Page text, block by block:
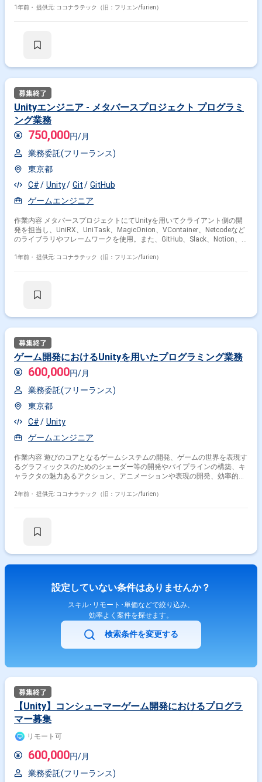
ムエンジニア的要素が強い仕事となります。
1年前・ 提供元: ココナラテック（旧：フリエン/furien）
Unityエンジニア - メタバースプロジェクト プログラミ
ング業務
750,000円/月
業務委託(フリーランス)
東京都
C#
Unity Git
GitHub
ゲームエンジニア
作業内容 メタバースプロジェクトにてUnityを用いてクライアント側の開
発を担当し、UniRX、UniTask、MagicOnion、VContainer、Netcodeなど
のライブラリやフレームワークを使用。また、GitHub、Slack、Notion、
1年前・ 提供元: ココナラテック（旧：フリエン/furien）
ゲーム開発におけるUnityを用いたプログラミング業務
600,000円/月
業務委託(フリーランス)
東京都
C#
Unity
ゲームエンジニア
作業内容 遊びのコアとなるゲームシステムの開発、ゲームの世界を表現す
るグラフィックスのためのシェーダー等の開発やパイプラインの構築、キ
ャラクタの魅力あるアクション、アニメーションや表現の開発、効率的な
2年前・ 提供元: ココナラテック（旧：フリエン/furien）
設定していない条件はありませんか？
スキル･リモート･単価などで絞り込み、
効率よく案件を探せます。
検索条件を変更する
【Unity】コンシューマーゲーム開発におけるプログラ
マー募集
リモート可
600,000円/月
業務委託(フリーランス)